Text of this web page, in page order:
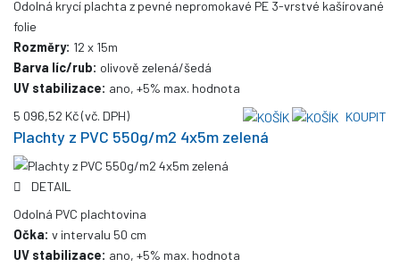
Odolná krycí plachta z pevné nepromokavé PE 3-vrstvé kašírované
folie
Rozměry: 12 x 15m
Barva líc/rub: olivově zelená/šedá
UV stabilizace: ano, +5% max. hodnota
5 096,52 Kč(vč. DPH) KOUPIT
Plachty z PVC 550g/m2 4x5m zelená
DETAIL
Odolná PVC plachtovina
Očka: v intervalu 50 cm
UV stabilizace: ano, +5% max. hodnota